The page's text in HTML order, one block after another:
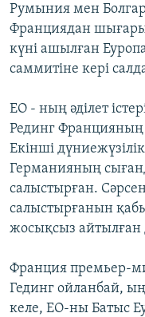
Search
ӘЛЕМ
АРНАЙЫ ЖОБАЛАР
ЖАЗЫЛЫҢЫЗ
Басқа тілдерде
Румыния мен
Франциядан
күні ашылған
саммитіне кері
ЕО - ның әділет
Рединг
Екінші
Германияның
салыстырған.
салыстырғанын
жосықсыз айтылған
Франция премьер-
Гединг ойланбай,
келе, ЕО-ны Батыс